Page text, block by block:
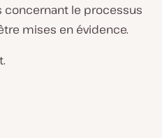
concernant le processus
mises en évidence.